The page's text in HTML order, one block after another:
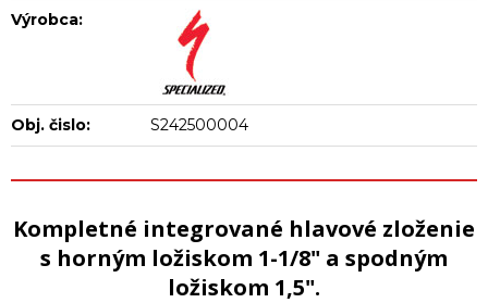
Výrobca:
Obj. čislo: S242500004
Kompletné integrované hlavové zloženie
s horným ložiskom 1-1/8" a spodným
ložiskom 1,5".